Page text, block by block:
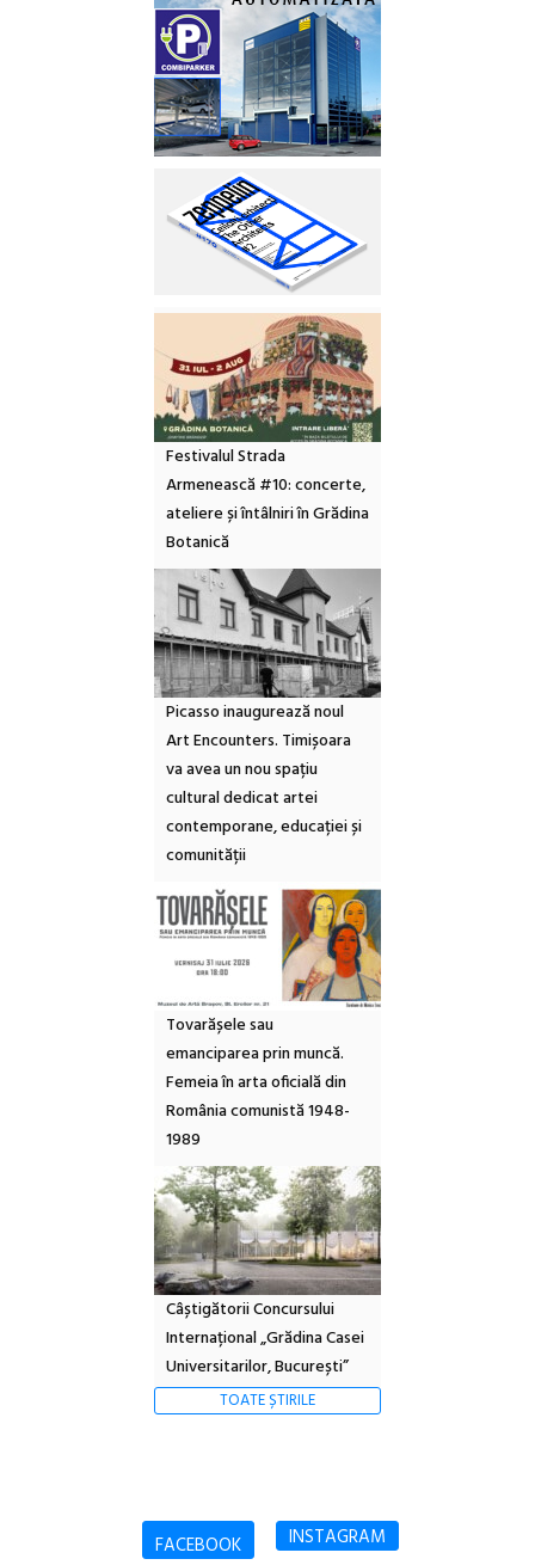
Festivalul Strada
Armenească #10: concerte,
ateliere și întâlniri în Grădina
Botanică
Picasso inaugurează noul
Art Encounters. Timișoara
va avea un nou spațiu
cultural dedicat artei
contemporane, educației și
comunității
Tovarășele sau
emanciparea prin muncă.
Femeia în arta oficială din
România comunistă 1948-
1989
Câștigătorii Concursului
Internațional „Grădina Casei
Universitarilor, București”
TOATE ȘTIRILE
FACEBOOK INSTAGRAM